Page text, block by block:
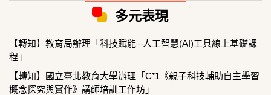
榮獲專題組佳作的作品《
由...
多元表現
【轉知】教育局辦理「科技賦能─人工智慧(AI)工具線上基礎課
程」
【轉知】國立臺北教育大學辦理「C⁺1《親子科技輔助自主學習
概念探究與實作》講師培訓工作坊」